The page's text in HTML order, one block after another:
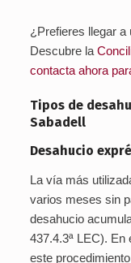
¿Prefieres llegar a
Descubre la
contacta ahora
Tipos de
Sabadell
Desahucio
La vía más
varios meses sin
desahucio
437.4.3ª LEC). En
este